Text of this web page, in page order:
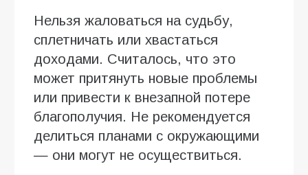
Нельзя жаловаться на судьбу,
сплетничать или хвастаться
доходами. Считалось, что это
может притянуть новые проблемы
или привести к внезапной потере
благополучия. Не рекомендуется
делиться планами с окружающими
— они могут не осуществиться.